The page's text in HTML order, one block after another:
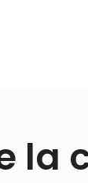
la